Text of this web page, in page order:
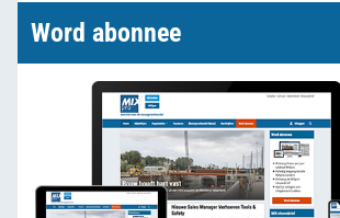
Word abonnee